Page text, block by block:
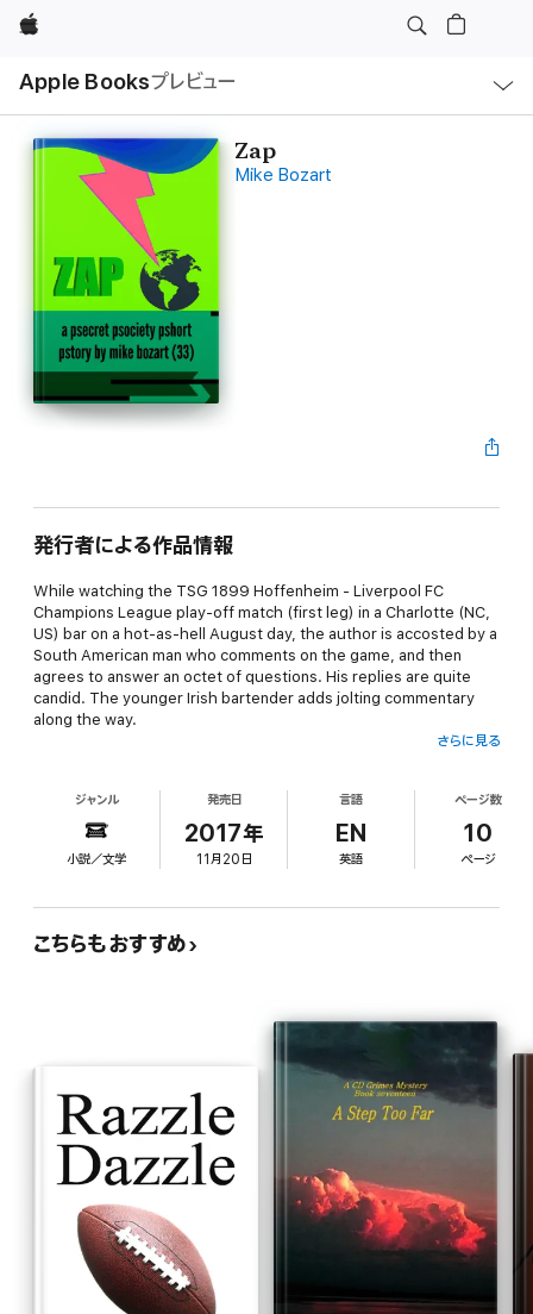
Apple
Apple Booksプレビュー
ル
Zap
Mike Bozart
発行者による作品情報
While watching the TSG 1899 Hoffenheim - Liverpool FC
Champions League play-off match (first leg) in a Charlotte (NC,
US) bar on a hot-as-hell August day, the author is accosted by a
South American man who comments on the game, and then
agrees to answer an octet of questions. His replies are quite
candid. The younger Irish bartender adds jolting commentary
along the way.
If this autobiographical slice-of-life vignette were an American
movie, it would most likely be rated PG-13. (some foul
provided on August 15, 2017.
さらに見る
ジャンル
小説／文学
発売日
2017年
11月20日
言語
EN
英語
ページ数
10
ページ
こちらもおすすめ